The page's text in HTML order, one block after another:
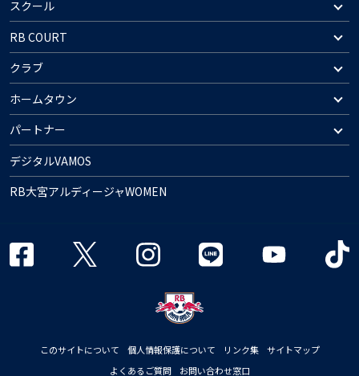
スクール
RB COURT
クラブ
ホームタウン
パートナー
デジタルVAMOS
RB大宮アルディージャWOMEN
このサイトについて 個人情報保護について リンク集
サイトマップ
よくあるご質問
お問い合わせ窓口